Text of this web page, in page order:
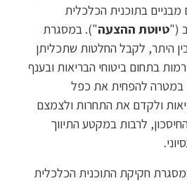
מבניים בתוכנית הכלכלית
("טיוטת ההצעה"). במסגרת
היתר, לקבל החלטות שתכליתן
בתחום ביטוחי הבריאות ובענף
במטרה להפחית את כפל
ולקדם את התחרות ולצמצם
לרבות במקטע התיווך
חקיקת התוכנית הכלכלית